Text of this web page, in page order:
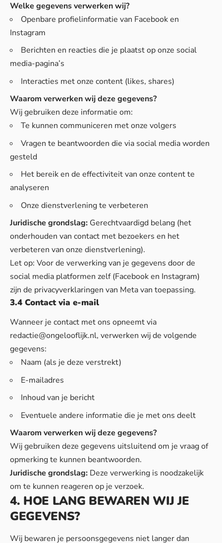
Welke gegevens verwerken wij?
Openbare profielinformatie van Facebook en
Instagram
Berichten en reacties die je plaatst op onze social
media-pagina’s
Interacties met onze content (likes, shares)
Waarom verwerken wij deze gegevens?
Wij gebruiken deze informatie om:
Te kunnen communiceren met onze volgers
Vragen te beantwoorden die via social media worden
gesteld
Het bereik en de effectiviteit van onze content te
analyseren
Onze dienstverlening te verbeteren
Juridische grondslag: Gerechtvaardigd belang (het
onderhouden van contact met bezoekers en het
verbeteren van onze dienstverlening).
Let op: Voor de verwerking van je gegevens door de
social media platformen zelf (Facebook en Instagram)
zijn de privacyverklaringen van Meta van toepassing.
3.4 Contact via e-mail
Wanneer je contact met ons opneemt via
redactie@ongelooflijk.nl, verwerken wij de volgende
gegevens:
Naam (als je deze verstrekt)
E-mailadres
Inhoud van je bericht
Eventuele andere informatie die je met ons deelt
Waarom verwerken wij deze gegevens?
Wij gebruiken deze gegevens uitsluitend om je vraag of
opmerking te kunnen beantwoorden.
Juridische grondslag: Deze verwerking is noodzakelijk
om te kunnen reageren op je verzoek.
4. HOE LANG BEWAREN WIJ JE
GEGEVENS?
Wij bewaren je persoonsgegevens niet langer dan